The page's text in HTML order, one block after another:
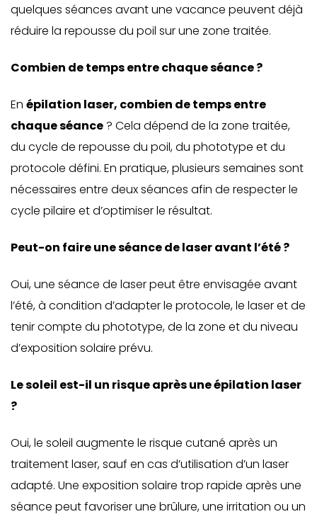
quelques séances avant une vacance peuvent déjà
réduire la repousse du poil sur une zone traitée.
Combien de temps entre chaque séance ?
En épilation laser, combien de temps entre
chaque séance ? Cela dépend de la zone traitée,
du cycle de repousse du poil, du phototype et du
protocole défini. En pratique, plusieurs semaines sont
nécessaires entre deux séances afin de respecter le
cycle pilaire et d’optimiser le résultat.
Peut-on faire une séance de laser avant l’été ?
Oui, une séance de laser peut être envisagée avant
l’été, à condition d’adapter le protocole, le laser et de
tenir compte du phototype, de la zone et du niveau
d’exposition solaire prévu.
Le soleil est-il un risque après une épilation laser
?
Oui, le soleil augmente le risque cutané après un
traitement laser, sauf en cas d’utilisation d’un laser
adapté. Une exposition solaire trop rapide après une
séance peut favoriser une brûlure, une irritation ou un